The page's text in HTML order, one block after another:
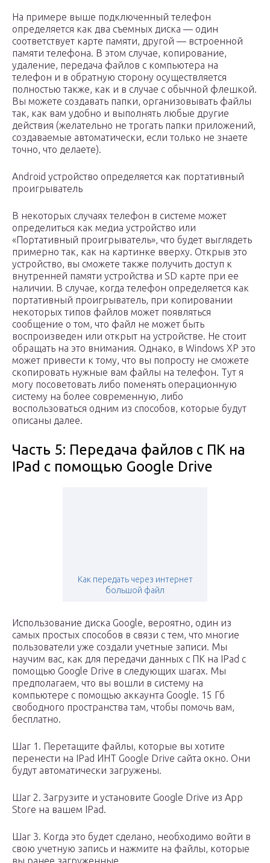
На примере выше подключенный телефон
определяется как два съемных диска — один
соответствует карте памяти, другой — встроенной
памяти телефона. В этом случае, копирование,
удаление, передача файлов с компьютера на
телефон и в обратную сторону осуществляется
полностью также, как и в случае с обычной флешкой.
Вы можете создавать папки, организовывать файлы
так, как вам удобно и выполнять любые другие
действия (желательно не трогать папки приложений,
создаваемые автоматически, если только не знаете
точно, что делаете).
Android устройство определяется как портативный
проигрыватель
В некоторых случаях телефон в системе может
определиться как медиа устройство или
«Портативный проигрыватель», что будет выглядеть
примерно так, как на картинке вверху. Открыв это
устройство, вы сможете также получить доступ к
внутренней памяти устройства и SD карте при ее
наличии. В случае, когда телефон определяется как
портативный проигрыватель, при копировании
некоторых типов файлов может появляться
сообщение о том, что файл не может быть
воспроизведен или открыт на устройстве. Не стоит
обращать на это внимания. Однако, в Windows XP это
может привести к тому, что вы попросту не сможете
скопировать нужные вам файлы на телефон. Тут я
могу посоветовать либо поменять операционную
систему на более современную, либо
воспользоваться одним из способов, которые будут
описаны далее.
Часть 5: Передача файлов с ПК на
IPad с помощью Google Drive
Как передать через интернет
большой файл
Использование диска Google, вероятно, один из
самых простых способов в связи с тем, что многие
пользователи уже создали учетные записи. Мы
научим вас, как для передачи данных с ПК на IPad с
помощью Google Drive в следующих шагах. Мы
предполагаем, что вы вошли в систему на
компьютере с помощью аккаунта Google. 15 Гб
свободного пространства там, чтобы помочь вам,
бесплатно.
Шаг 1. Перетащите файлы, которые вы хотите
перенести на IPad ИНТ Google Drive сайта окно. Они
будут автоматически загружены.
Шаг 2. Загрузите и установите Google Drive из App
Store на вашем IPad.
Шаг 3. Когда это будет сделано, необходимо войти в
свою учетную запись и нажмите на файлы, которые
вы ранее загруженные